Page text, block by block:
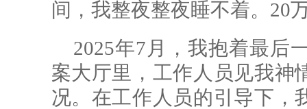
间，我整夜整夜睡不着。20
2025年7月，我抱着最后
案大厅里，工作人员见我神
况。在工作人员的引导下，